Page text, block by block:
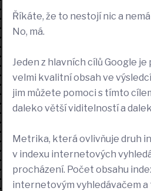
Říkáte, že to nestojí nic a nemá
No, má.
Jeden z hlavních cílů Google
velmi kvalitní obsah ve
jim můžete pomoci s tímto
daleko větší viditelností a
Metrika, která ovlivňuje druh
v indexu internetových
procházení. Počet obsahu
internetovým vyhledávačem a